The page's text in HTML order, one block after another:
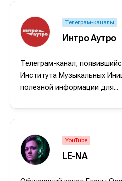
Продакшн
Инструменты
Продакшн
Инструменты
Телеграм-каналы
Интро Аутро
Телеграм-канал,
Института Музыкальных
полезной информации для...
YouTube
LE-NA